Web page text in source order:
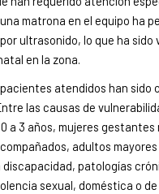
matrona en el equipo ha
ultrasonido, lo que ha sido
en la zona.
pacientes atendidos han sido
las causas de
a 3 años, mujeres gestantes
adultos
patologías
sexual, doméstica o